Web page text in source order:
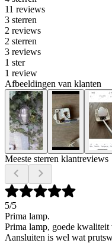
11 reviews
3 sterren
2 reviews
2 sterren
3 reviews
1 ster
1 review
Afbeeldingen van klanten
Meeste sterren klantreviews
5/5
Prima lamp.
Prima lamp, goede
Aansluiten is wel wat